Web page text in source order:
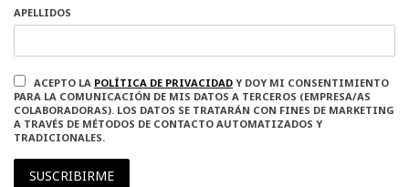
APELLIDOS
ACEPTO LA POLÍTICA DE PRIVACIDAD Y DOY MI CONSENTIMIENTO
PARA LA COMUNICACIÓN DE MIS DATOS A TERCEROS (EMPRESA/AS
COLABORADORAS). LOS DATOS SE TRATARÁN CON FINES DE MARKETING
A TRAVÉS DE MÉTODOS DE CONTACTO AUTOMATIZADOS Y
TRADICIONALES.
SUSCRIBIRME